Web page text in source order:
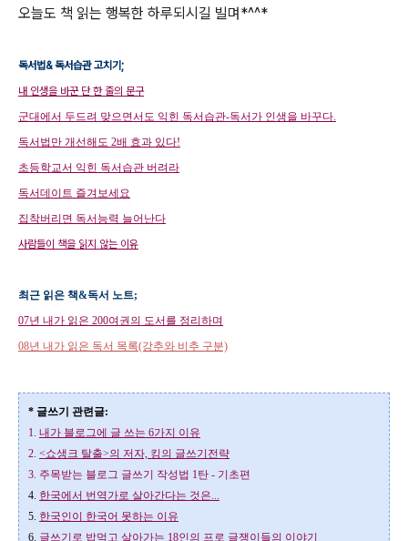
오늘도 책 읽는 행복한 하루되시길 빌며*^^*
독서법& 독서습관 고치기;
내 인생을 바꾼 단 한 줄의 문구
군대에서 두드려 맞으면서도 익힌 독서습관-독서가 인생을 바꾸다.
독서법만 개선해도 2배 효과 있다!
초등학교서 익힌 독서습관 버려라
독서데이트 즐겨보세요
집착버리면 독서능력 늘어난다
사람들이 책을 읽지 않는 이유
최근 읽은 책&독서 노트;
07년 내가 읽은 200여권의 도서를 정리하며
08년 내가 읽은 독서 목록(강추와 비추 구분)
* 글쓰기 관련글:
1. 내가 블로그에 글 쓰는 6가지 이유
2. <쇼생크 탈출>의 저자, 킹의 글쓰기전략
3. 주목받는 블로그 글쓰기 작성법 1탄 - 기초편
4. 한국에서 번역가로 살아간다는 것은...
5. 한국인이 한국어 못하는 이유
6. 글쓰기로 밥먹고 살아가는 18인의 프로 글쟁이들의 이야기